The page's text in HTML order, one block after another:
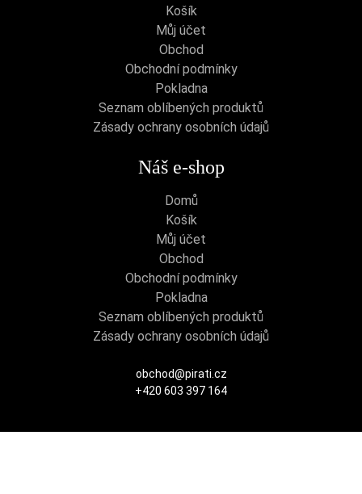
Košík
Můj účet
Obchod
Obchodní podmínky
Pokladna
Seznam oblíbených produktů
Zásady ochrany osobních údajů
Náš e-shop
Domů
Košík
Můj účet
Obchod
Obchodní podmínky
Pokladna
Seznam oblíbených produktů
Zásady ochrany osobních údajů
obchod@pirati.cz
+420 603 397 164